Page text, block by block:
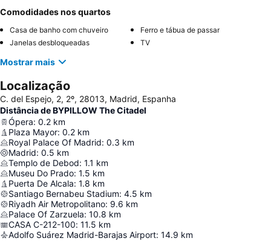
Comodidades nos quartos
Casa de banho com chuveiro
Ferro e tábua de passar
Janelas desbloqueadas
TV
Mostrar mais
Localização
C. del Espejo, 2, 2º, 28013, Madrid, Espanha
Distância de BYPILLOW The Citadel
Ópera: 0.2 km
Plaza Mayor: 0.2 km
Royal Palace Of Madrid: 0.3 km
Madrid: 0.5 km
Templo de Debod: 1.1 km
Museu Do Prado: 1.5 km
Puerta De Alcala: 1.8 km
Santiago Bernabeu Stadium: 4.5 km
Riyadh Air Metropolitano: 9.6 km
Palace Of Zarzuela: 10.8 km
CASA C-212-100: 11.5 km
Adolfo Suárez Madrid-Barajas Airport: 14.9 km